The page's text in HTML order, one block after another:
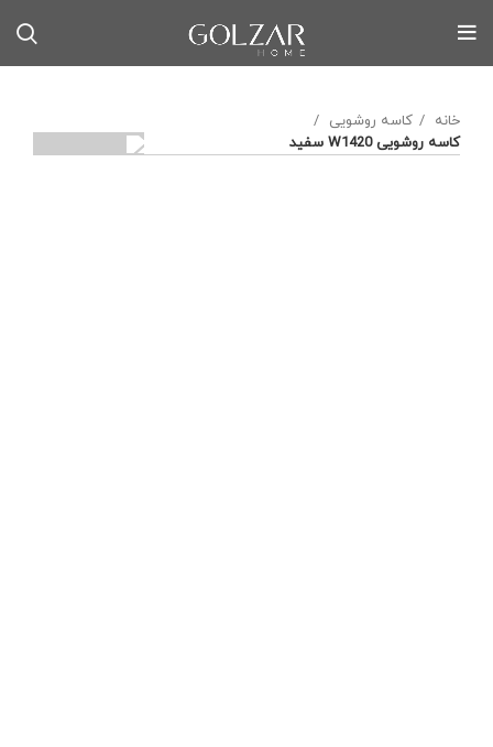
خانه
کاسه روشویی
کاسه روشویی W1420 سفید